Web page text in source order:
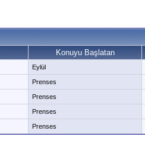
Konuyu Başlatan
Eylül
Prenses
Prenses
Prenses
Prenses